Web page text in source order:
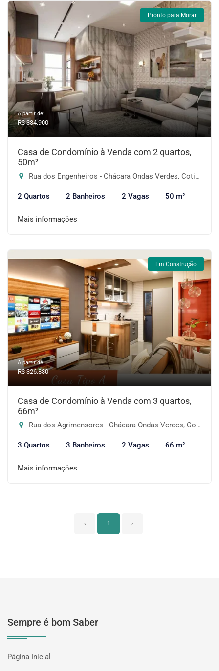
Pronto para Morar
A partir de:
R$ 334.900
Casa de Condomínio à Venda com 2 quartos,
50m²
Rua dos Engenheiros - Chácara Ondas Verdes, Cotia-SP
2 Quartos 2 Banheiros 2 Vagas 50 m²
Mais informações
Em Construção
A partir de:
R$ 326.830
Casa de Condomínio à Venda com 3 quartos,
66m²
Rua dos Agrimensores - Chácara Ondas Verdes, Cotia-SP
3 Quartos 3 Banheiros 2 Vagas 66 m²
Mais informações
‹ 1 ›
Sempre é bom Saber
Página Inicial